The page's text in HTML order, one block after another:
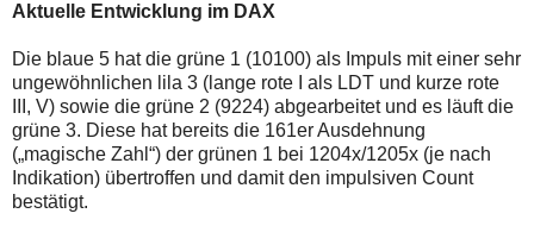
wallstreet-
verfügbar.
Aktuelle Entwicklung im DAX
Die blaue 5 hat die grüne 1 (10100) als Impuls mit einer sehr
ungewöhnlichen lila 3 (lange rote I als LDT und kurze rote
III, V) sowie die grüne 2 (9224) abgearbeitet und es läuft die
grüne 3. Diese hat bereits die 161er Ausdehnung
(„magische Zahl“) der grünen 1 bei 1204x/1205x (je nach
Indikation) übertroffen und damit den impulsiven Count
bestätigt.